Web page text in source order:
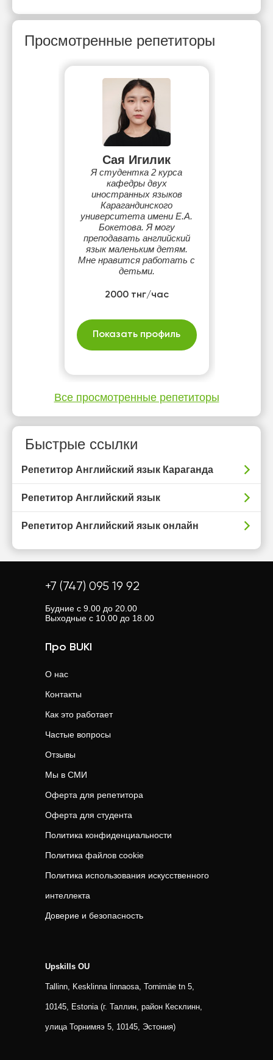
Просмотренные репетиторы
Сая Игилик
Я студентка 2 курса
кафедры двух
иностранных языков
Карагандинского
университета имени Е.А.
Бокетова. Я могу
преподавать английский
язык маленьким детям.
Мне нравится работать с
детьми.
2000 тнг/час
Показать профиль
Все просмотренные репетиторы
Быстрые ссылки
Репетитор Английский язык Караганда
Репетитор Английский язык
Репетитор Английский язык онлайн
+7 (747) 095 19 92
Будние с 9.00 до 20.00
Выходные с 10.00 до 18.00
Про BUKI
О нас
Контакты
Как это работает
Частые вопросы
Отзывы
Мы в СМИ
Оферта для репетитора
Оферта для студента
Политика конфиденциальности
Политика файлов cookie
Политика использования искусственного
интеллекта
Доверие и безопасность
Upskills OU
Tallinn, Kesklinna linnaosa, Tornimäe tn 5,
10145, Estonia (г. Таллин, район Кесклинн,
улица Торнимяэ 5, 10145, Эстония)